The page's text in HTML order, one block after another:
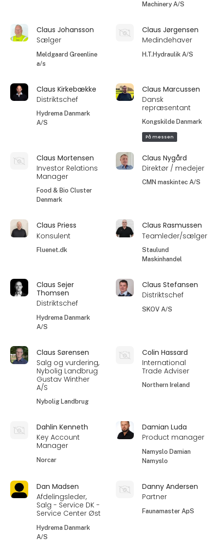
Machinery A/S
Claus Johansson
Sælger
Meldgaard Greenline
a/s
Claus Jørgensen
Medindehaver
H.T.Hydraulik A/S
Claus Kirkebække
Distriktschef
Hydrema Danmark
A/S
Claus Marcussen
Dansk
repræsentant
Kongskilde Danmark
På messen
Claus Mortensen
Investor Relations
Manager
Food & Bio Cluster
Denmark
Claus Nygård
Direktør / medejer
CMN maskintec A/S
Claus Priess
Konsulent
Fluenet.dk
Claus Rasmussen
Teamleder/sælger
Staulund
Maskinhandel
Claus Sejer
Thomsen
Distriktschef
Hydrema Danmark
A/S
Claus Stefansen
Distriktschef
SKOV A/S
Claus Sørensen
Salg og vurdering,
Nybolig Landbrug
Gustav Winther
A/S
Nybolig Landbrug
Colin Hassard
International
Trade Adviser
Northern Ireland
Dahlin Kenneth
Key Account
Manager
Norcar
Damian Luda
Product manager
Namyslo Damian
Namyslo
Dan Madsen
Afdelingsleder,
Salg - Service DK -
Service Center Øst
Hydrema Danmark
A/S
Danny Andersen
Partner
Faunamaster ApS